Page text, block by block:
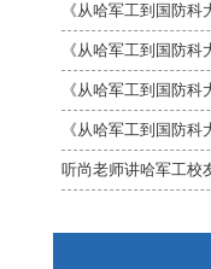
《从哈军工到国防
《从哈军工到国防
《从哈军工到国防
《从哈军工到国防
听尚老师讲哈军工校